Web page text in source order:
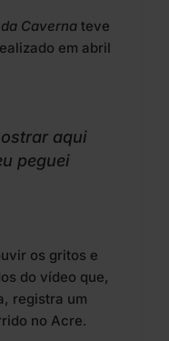
Caverna teve
em abril
aqui
peguei
os gritos e
do vídeo que,
registra um
no Acre.